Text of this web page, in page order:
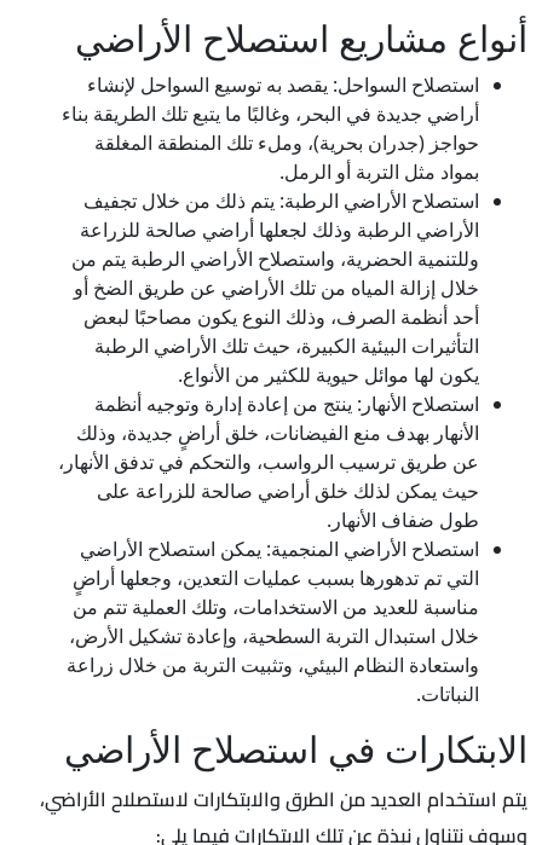
أنواع مشاريع استصلاح الأراضي
استصلاح السواحل: يقصد به توسيع السواحل لإنشاء
أراضي جديدة في البحر، وغالبًا ما يتبع تلك الطريقة بناء
حواجز (جدران بحرية)، وملء تلك المنطقة المغلقة
بمواد مثل التربة أو الرمل.
استصلاح الأراضي الرطبة: يتم ذلك من خلال تجفيف
الأراضي الرطبة وذلك لجعلها أراضي صالحة للزراعة
وللتنمية الحضرية، واستصلاح الأراضي الرطبة يتم من
خلال إزالة المياه من تلك الأراضي عن طريق الضخ أو
أحد أنظمة الصرف، وذلك النوع يكون مصاحبًا لبعض
التأثيرات البيئية الكبيرة، حيث تلك الأراضي الرطبة
يكون لها موائل حيوية للكثير من الأنواع.
استصلاح الأنهار: ينتج من إعادة إدارة وتوجيه أنظمة
الأنهار بهدف منع الفيضانات، خلق أراضٍ جديدة، وذلك
عن طريق ترسيب الرواسب، والتحكم في تدفق الأنهار،
حيث يمكن لذلك خلق أراضي صالحة للزراعة على
طول ضفاف الأنهار.
استصلاح الأراضي المنجمية: يمكن استصلاح الأراضي
التي تم تدهورها بسبب عمليات التعدين، وجعلها أراضٍ
مناسبة للعديد من الاستخدامات، وتلك العملية تتم من
خلال استبدال التربة السطحية، وإعادة تشكيل الأرض،
واستعادة النظام البيئي، وتثبيت التربة من خلال زراعة
النباتات.
الابتكارات في استصلاح الأراضي
يتم استخدام العديد من الطرق والابتكارات لاستصلاح الأراضي،
وسوف نتناول نبذة عن تلك الابتكارات فيما يلي: